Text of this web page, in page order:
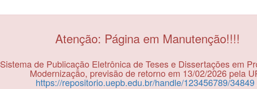
Atenção: Página em Manutenção!!!!
Sistema de Publicação Eletrônica de Teses e Dissertações em
Modernização, previsão de retorno em 13/02/2026 pela
https://repositorio.uepb.edu.br/handle/123456789/34849